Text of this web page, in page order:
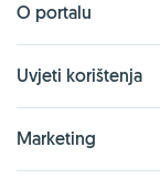
O portalu
Uvjeti korištenja
Marketing